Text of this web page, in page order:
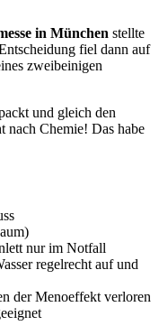
in München stellte
fiel dann auf
zweibeinigen
und gleich den
nach Chemie! Das habe
nur im Notfall
regelrecht auf und
der Menoeffekt verloren